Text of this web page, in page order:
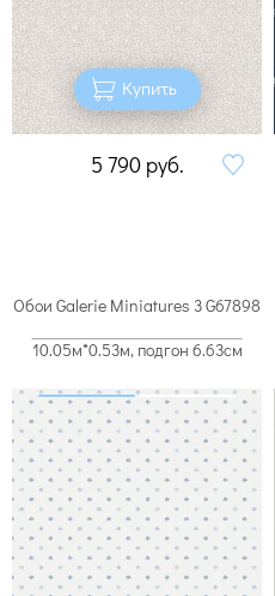
Купить
5 790 руб.
Обои Galerie Miniatures 3 G67898
10.05м*0.53м, подгон 6.63см